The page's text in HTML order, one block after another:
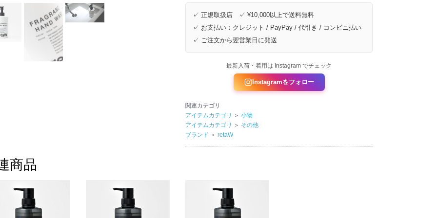
✓ 正規取扱店 ✓ ¥10,000以上で送料無料
✓ お支払い：クレジット / PayPay / 代引き / コンビニ払い
✓ ご注文から翌営業日に発送
最新入荷・着用は Instagram でチェック
Instagramをフォロー
関連カテゴリ
アイテムカテゴリ
＞ 小物
アイテムカテゴリ
＞ その他
ブランド ＞ retaW
商品